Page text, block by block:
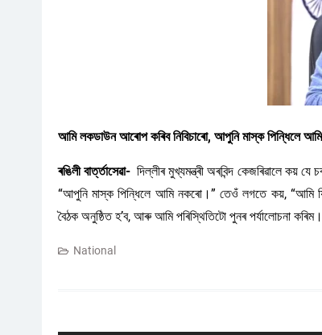
আমি লকডাউন আৰোপ কৰিব নিবিচাৰো, আপুনি মাস্ক পিন্ধিলে আমি
ৰঙিলী বাৰ্ত্তাসেৱা- দিল্লীৰ মুখ্যমন্ত্ৰী অৰবিন্দ কেজৰিৱালে কয়
“আপুনি মাস্ক পিন্ধিলে আমি নকৰো।” তেওঁ লগতে কয়, “আমি
বৈঠক অনুষ্ঠিত হ’ব, আৰু আমি পৰিস্থিতিটো পুনৰ পৰ্যালোচনা
National